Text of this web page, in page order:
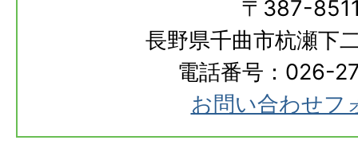
〒387-
長野県千曲市杭瀬下
電話番号：026-
お問い合わせフ